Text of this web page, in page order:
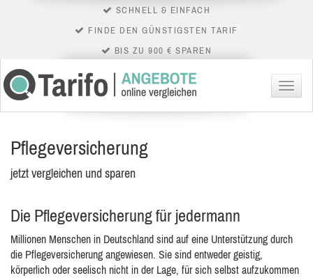
SCHNELL & EINFACH
FINDE DEN GÜNSTIGSTEN TARIF
BIS ZU 900 € SPAREN
Menü
Pflegeversicherung
jetzt vergleichen und sparen
Die Pflegeversicherung für jedermann
Millionen Menschen in Deutschland sind auf eine Unterstützung durch
die Pflegeversicherung angewiesen. Sie sind entweder geistig,
körperlich oder seelisch nicht in der Lage, für sich selbst aufzukommen